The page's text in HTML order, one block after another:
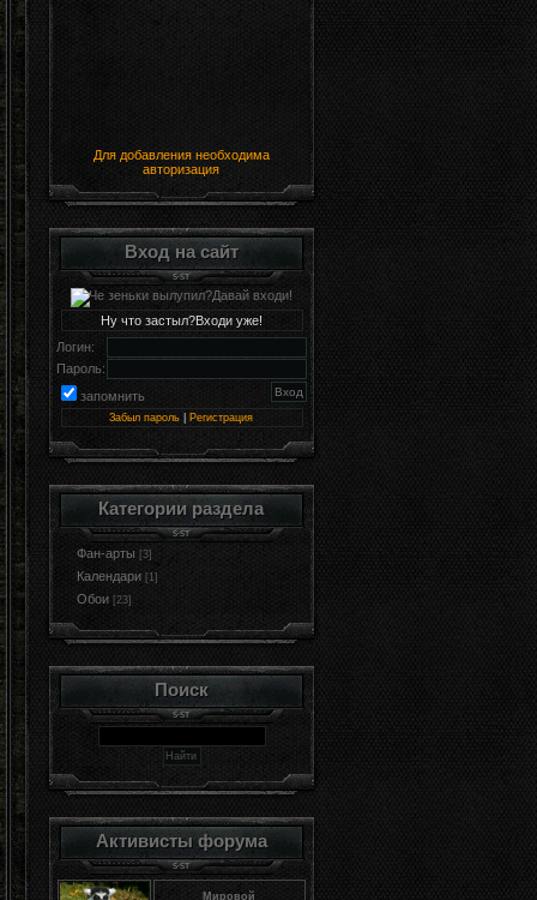
Для добавления необходима
авторизация
Вход на сайт
Ну что застыл?Входи уже!
Логин:
Пароль:
запомнить
Забыл пароль Регистрация
Категории раздела
Фан-арты [3]
Календари [1]
Обои [23]
Поиск
Активисты форума
Мировой